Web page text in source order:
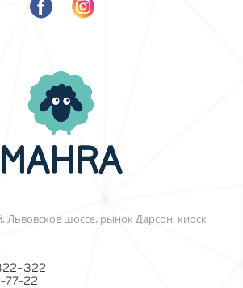
Львовское шоссе, рынок Дарсон, киоск
322
77-22